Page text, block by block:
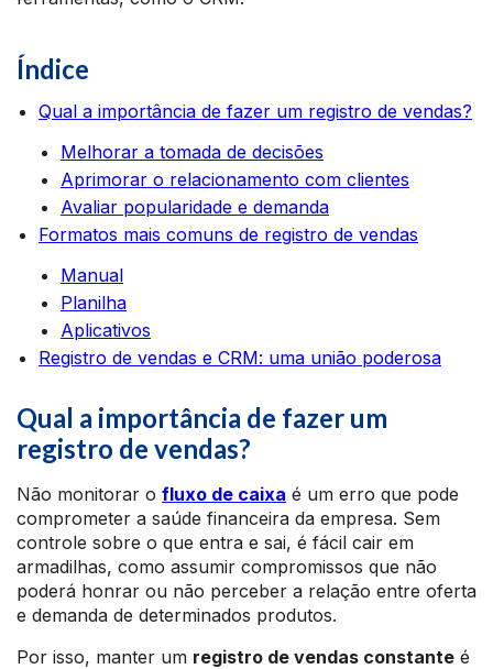
Índice
Qual a importância de fazer um registro de vendas?
Melhorar a tomada de decisões
Aprimorar o relacionamento com clientes
Avaliar popularidade e demanda
Formatos mais comuns de registro de vendas
Manual
Planilha
Aplicativos
Registro de vendas e CRM: uma união poderosa
Qual a importância de fazer um
registro de vendas?
Não monitorar o fluxo de caixa é um erro que pode
comprometer a saúde financeira da empresa. Sem
controle sobre o que entra e sai, é fácil cair em
armadilhas, como assumir compromissos que não
poderá honrar ou não perceber a relação entre oferta
e demanda de determinados produtos.
Por isso, manter um registro de vendas constante é